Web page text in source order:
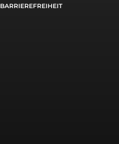
BARRIEREFREIHEIT